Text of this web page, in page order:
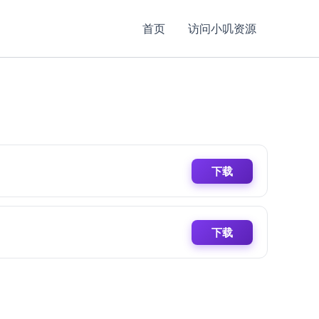
首页 访问小叽资源
下载
下载